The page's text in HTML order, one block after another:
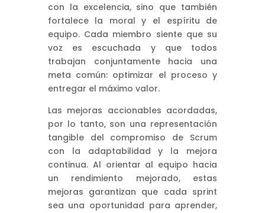
con la excelencia, sino que también
fortalece la moral y el espíritu de
equipo. Cada miembro siente que su
voz es escuchada y que todos
trabajan conjuntamente hacia una
meta común: optimizar el proceso y
entregar el máximo valor.
Las mejoras accionables acordadas,
por lo tanto, son una representación
tangible del compromiso de Scrum
con la adaptabilidad y la mejora
continua. Al orientar al equipo hacia
un rendimiento mejorado, estas
mejoras garantizan que cada sprint
sea una oportunidad para aprender,